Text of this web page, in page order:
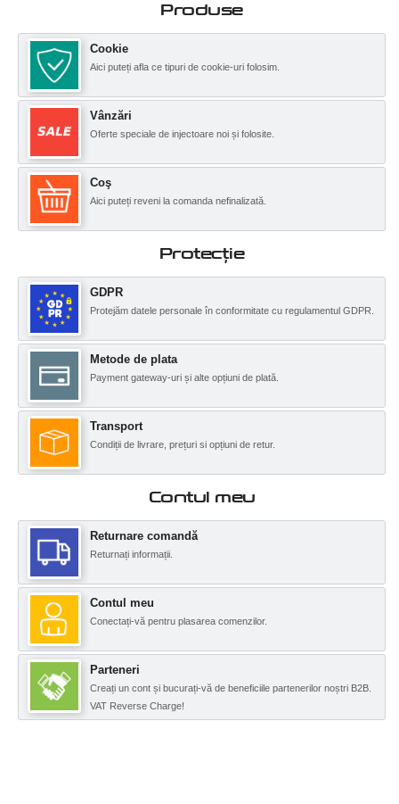
Produse
Cookie
Aici puteți afla ce tipuri de cookie-uri folosim.
Vânzări
Oferte speciale de injectoare noi și folosite.
Coş
Aici puteți reveni la comanda nefinalizată.
Protecţie
GDPR
Protejăm datele personale în conformitate cu regulamentul GDPR.
Metode de plata
Payment gateway-uri și alte opțiuni de plată.
Transport
Condiții de livrare, prețuri si opțiuni de retur.
Contul meu
Returnare comandă
Returnați informații.
Contul meu
Conectați-vă pentru plasarea comenzilor.
Parteneri
Creați un cont și bucurați-vă de beneficiile partenerilor noștri B2B.
VAT Reverse Charge!